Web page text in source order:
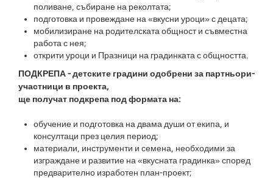
поливане, събиране на реколтата;
подготовка и провеждане на «вкусни уроци» с децата;
мобилизиране на родителската общност и съвместна
работа с нея;
открити уроци и Празници на градинката с общността.
ПОДКРЕПА - детските градини одобрени за партньори-
участници в проекта,
ще получат подкрепа под формата на:
обучение и подготовка на двама души от екипа, и
консултаци през целия период;
материали, инструменти и семена, необходими за
изграждане и развитие на «вкусната градинка» според
предварително изработен план-проект;